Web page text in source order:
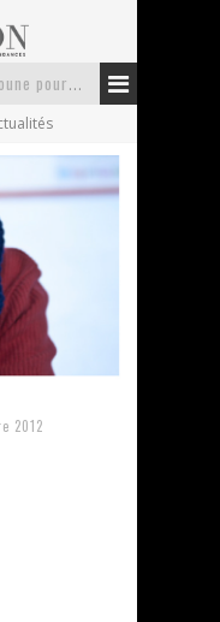
Doudoune pour femme : choisir la pièce idéale entre style, chaleur et durabilité
Week-end spa en automne : quel maillot de bain choisir ?
mais pas
2012